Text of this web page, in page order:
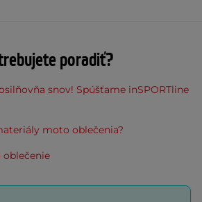
poradiť?
snov! Spúšťame inSPORTline
moto oblečenia?